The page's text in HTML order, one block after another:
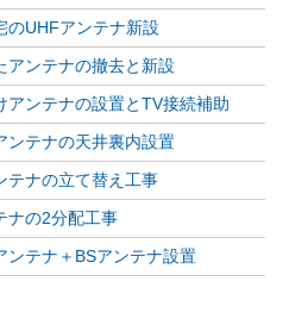
のUHFアンテナ新設
アンテナの撤去と新設
アンテナの設置とTV接続補助
ンテナの天井裏内設置
テナの立て替え工事
ナの2分配工事
ンテナ＋BSアンテナ設置